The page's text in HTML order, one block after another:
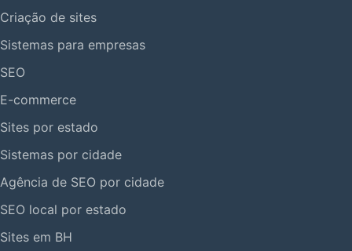
Criação de sites
Sistemas para empresas
SEO
E-commerce
Sites por estado
Sistemas por cidade
Agência de SEO por cidade
SEO local por estado
Sites em BH